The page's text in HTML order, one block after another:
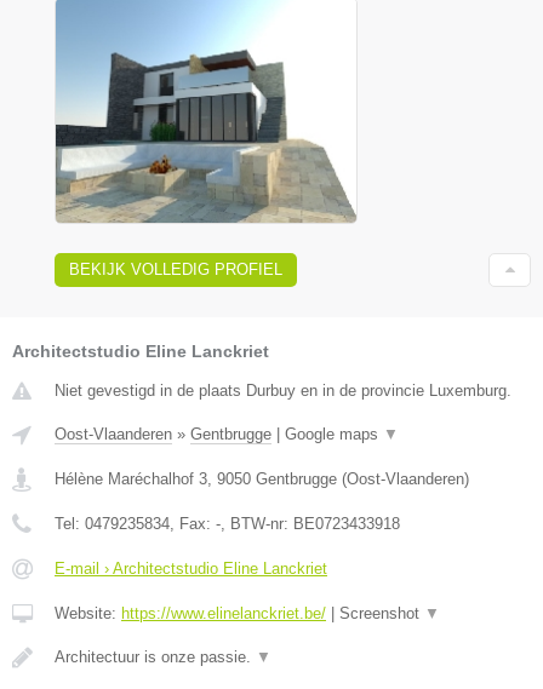
BEKIJK VOLLEDIG PROFIEL
Architectstudio Eline Lanckriet
Niet gevestigd in de plaats Durbuy en in de provincie Luxemburg.
Oost-Vlaanderen » Gentbrugge Google maps ▼
Hélène Maréchalhof 3, 9050 Gentbrugge (Oost-Vlaanderen)
Tel: 0479235834, Fax: -, BTW-nr: BE0723433918
E-mail › Architectstudio Eline Lanckriet
Website: https://www.elinelanckriet.be/ Screenshot ▼
Architectuur is onze passie. ▼